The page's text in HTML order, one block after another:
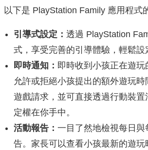
以下是 PlayStation Family 應用程式
引導式設定： 透過 PlayStation
式，享受完善的引導體驗，輕鬆設
即時通知： 即時收到小孩正在遊玩
允許或拒絕小孩提出的額外遊玩時
遊戲請求，並可直接透過行動裝置
定權在你手中。
活動報告： 一目了然地檢視每日與
告。家長可以查看小孩最新的遊玩